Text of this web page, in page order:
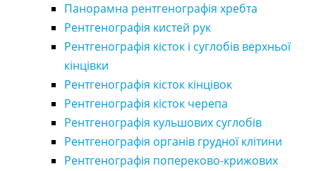
Панорамна рентгенографія хребта
Рентгенографія кистей рук
Рентгенографія кісток і суглобів верхньої
кінцівки
Рентгенографія кісток кінцівок
Рентгенографія кісток черепа
Рентгенографія кульшових суглобів
Рентгенографія органів грудної клітини
Рентгенографія попереково-крижових